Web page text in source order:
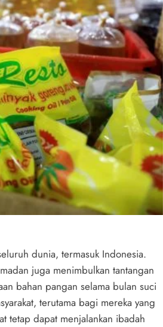
dunia, termasuk Indonesia.
juga menimbulkan tantangan
bahan pangan selama bulan suci
terutama bagi mereka yang
tetap dapat menjalankan ibadah